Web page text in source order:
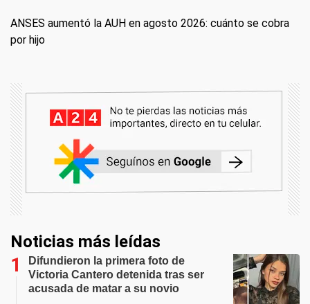
ANSES aumentó la AUH en agosto 2026: cuánto se cobra
por hijo
Noticias más leídas
Difundieron la primera foto de
Victoria Cantero detenida tras ser
acusada de matar a su novio